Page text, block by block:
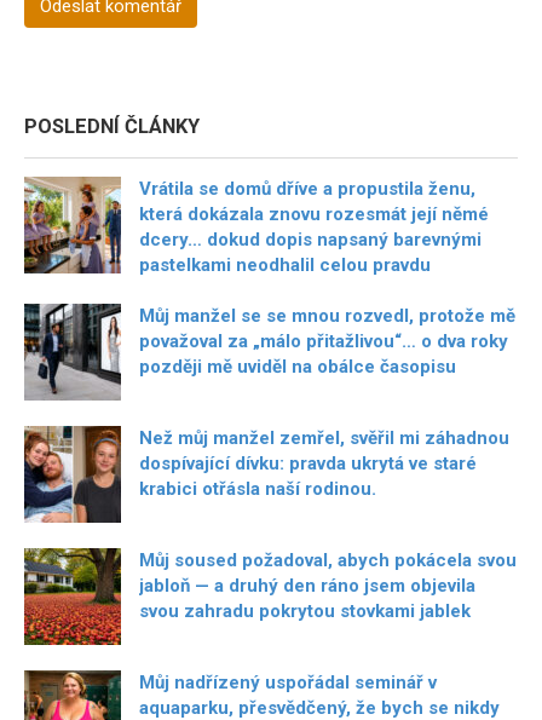
POSLEDNÍ ČLÁNKY
Vrátila se domů dříve a propustila ženu,
která dokázala znovu rozesmát její němé
dcery… dokud dopis napsaný barevnými
pastelkami neodhalil celou pravdu
Můj manžel se se mnou rozvedl, protože mě
považoval za „málo přitažlivou“… o dva roky
později mě uviděl na obálce časopisu
Než můj manžel zemřel, svěřil mi záhadnou
dospívající dívku: pravda ukrytá ve staré
krabici otřásla naší rodinou.
Můj soused požadoval, abych pokácela svou
jabloň — a druhý den ráno jsem objevila
svou zahradu pokrytou stovkami jablek
Můj nadřízený uspořádal seminář v
aquaparku, přesvědčený, že bych se nikdy